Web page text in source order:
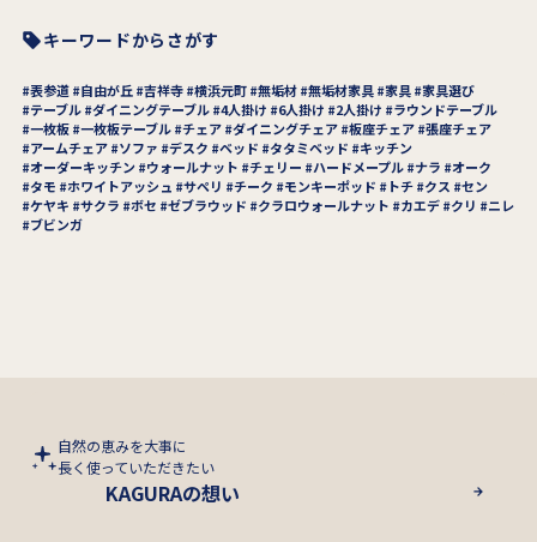
キーワードからさがす
表参道 自由が丘 吉祥寺 横浜元町 無垢材 無垢材家具 家具 家具選び
テーブル ダイニングテーブル 4人掛け 6人掛け 2人掛け
ラウンドテーブル
一枚板 一枚板テーブル チェア ダイニングチェア 板座チェア 張座チェア
アームチェア
ソファ デスク ベッド タタミベッド
キッチン
オーダーキッチン
ウォールナット チェリー ハードメープル ナラ
オーク
タモ
ホワイトアッシュ サペリ チーク モンキーポッド トチ クス
セン
ケヤキ
サクラ ボセ ゼブラウッド クラロウォールナット カエデ クリ
ニレ
ブビンガ
自然の恵みを大事に
長く使っていただきたい
KAGURAの想い